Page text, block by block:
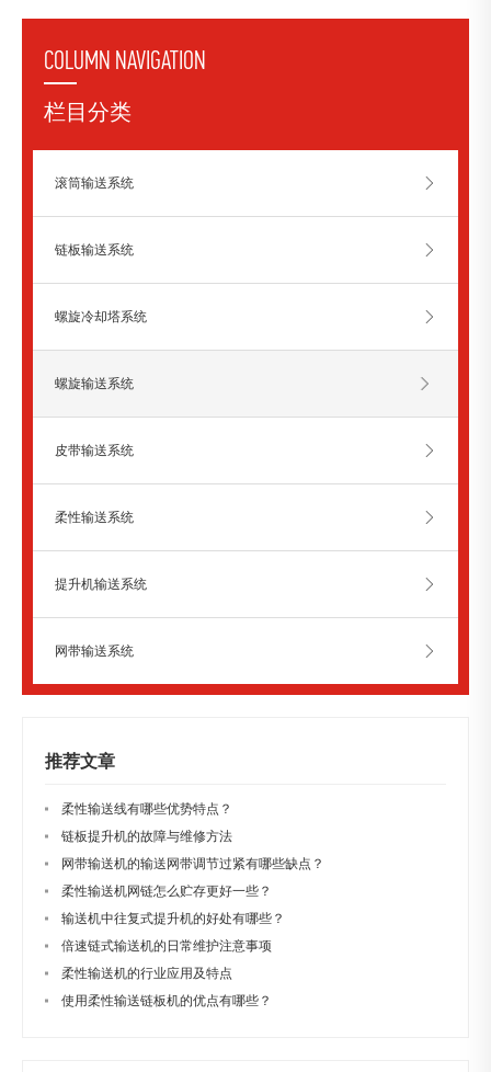
COLUMN NAVIGATION
栏目分类
滚筒输送系统
链板输送系统
螺旋冷却塔系统
螺旋输送系统
皮带输送系统
柔性输送系统
提升机输送系统
网带输送系统
推荐文章
柔性输送线有哪些优势特点？
链板提升机的故障与维修方法
网带输送机的输送网带调节过紧有哪些缺点？
柔性输送机网链怎么贮存更好一些？
输送机中往复式提升机的好处有哪些？
倍速链式输送机的日常维护注意事项
柔性输送机的行业应用及特点
使用柔性输送链板机的优点有哪些？